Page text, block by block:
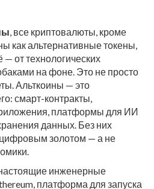
, все криптовалюты, кроме
какальтернативные токены,
от технологических
на фоне. Это не просто
Альткоины — это
смарт-контракты,
платформы для ИИ
данных. Без них
золотом — а не
инженерные
, платформа для запуска